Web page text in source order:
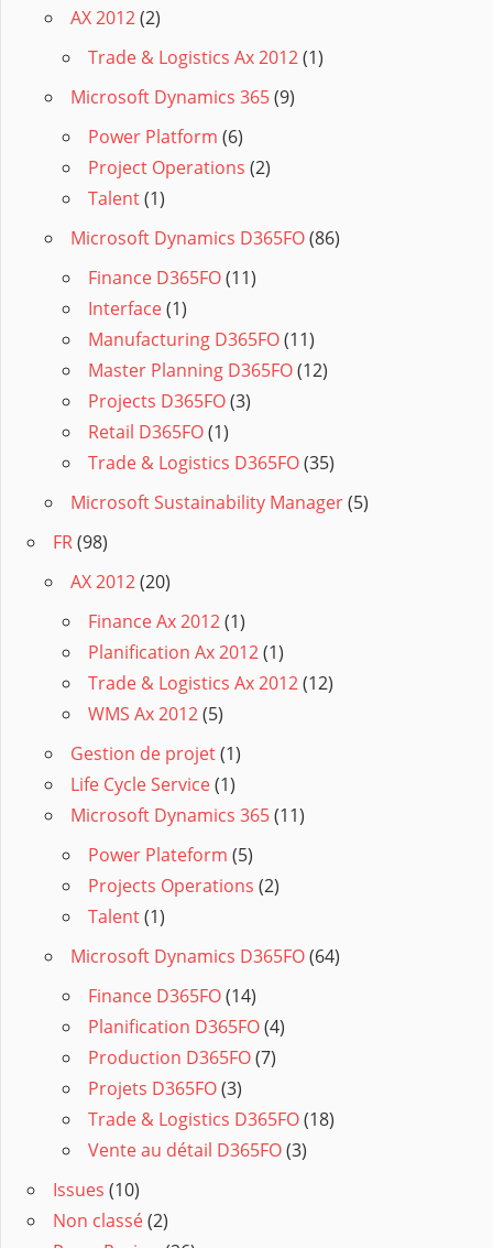
AX 2012(2)
Trade & Logistics Ax 2012(1)
Microsoft Dynamics 365(9)
Power Platform (6)
Project Operations (2)
Talent(1)
Microsoft Dynamics D365FO(86)
Finance D365FO(11)
Interface(1)
Manufacturing D365FO(11)
Master Planning D365FO(12)
Projects D365FO(3)
Retail D365FO(1)
Trade & Logistics D365FO(35)
Microsoft Sustainability Manager(5)
FR(98)
AX 2012(20)
Finance Ax 2012(1)
Planification Ax 2012(1)
Trade & Logistics Ax 2012(12)
WMS Ax 2012(5)
Gestion de projet(1)
Life Cycle Service(1)
Microsoft Dynamics 365(11)
Power Plateform (5)
Projects Operations (2)
Talent(1)
Microsoft Dynamics D365FO(64)
Finance D365FO(14)
Planification D365FO(4)
Production D365FO(7)
Projets D365FO(3)
Trade & Logistics D365FO(18)
Vente au détail D365FO(3)
Issues (10)
Non classé(2)